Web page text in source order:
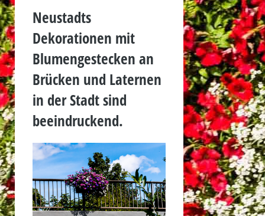
Neustadts
Dekorationen mit
Blumengestecken an
Brücken und Laternen
in der Stadt sind
beeindruckend.